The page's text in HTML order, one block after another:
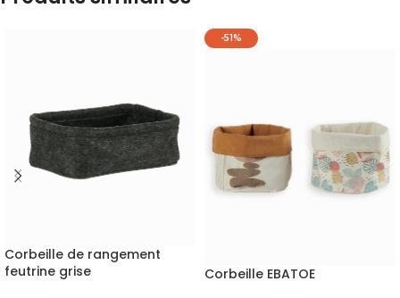
Corbeille de rangement
feutrine grise
-51%
Corbeille EBATOE